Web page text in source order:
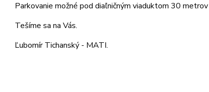
Parkovanie možné pod diaľničným viaduktom 30
Tešíme sa na Vás.
Ľubomír Tichanský - MATI.